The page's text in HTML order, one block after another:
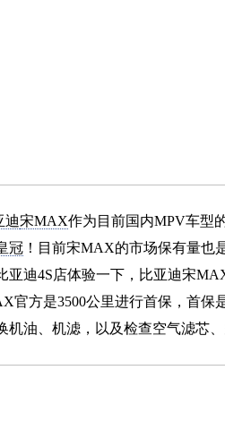
迪宋MAX作为目前国内MPV车型
冠 ！目前宋MAX的市场保有量也
亚迪4S店体验一下，比亚迪宋
官方是3500公里进行首保，首保
机油、机滤，以及检查空气滤芯、